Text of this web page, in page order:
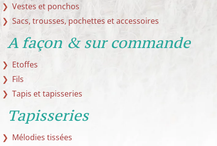
Vestes et ponchos
Sacs, trousses, pochettes et accessoires
A façon & sur commande
Etoffes
Fils
Tapis et tapisseries
Tapisseries
Mélodies tissées